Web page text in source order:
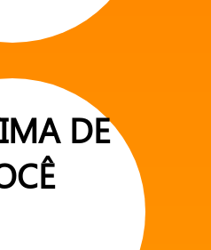
DE